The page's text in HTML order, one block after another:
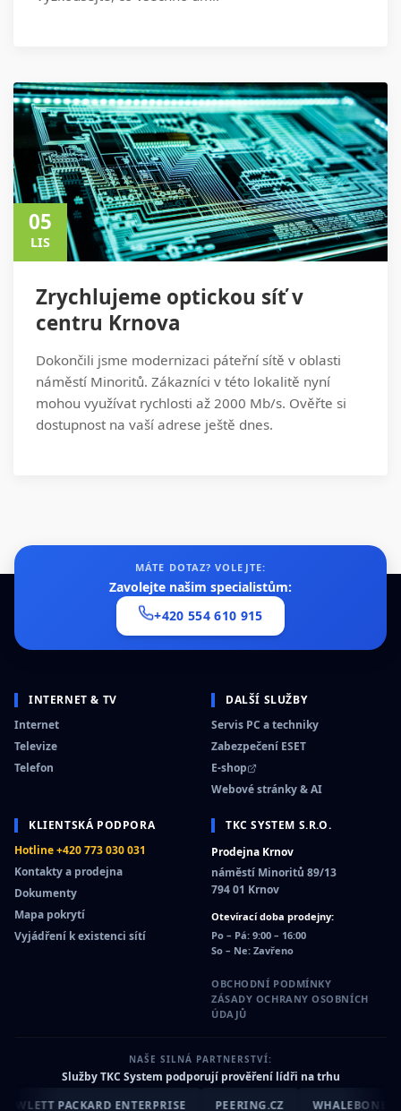
05
LIS
Zrychlujeme optickou síť v
centru Krnova
Dokončili jsme modernizaci páteřní sítě v oblasti
náměstí Minoritů. Zákazníci v této lokalitě nyní
mohou využívat rychlosti až 2000 Mb/s. Ověřte si
dostupnost na vaší adrese ještě dnes.
MÁTE DOTAZ? VOLEJTE:
Zavolejte našim specialistům:
+420 554 610 915
INTERNET & TV
Internet
Televize
Telefon
DALŠÍ SLUŽBY
Servis PC a techniky
Zabezpečení ESET
E-shop
Webové stránky & AI
KLIENTSKÁ PODPORA
Hotline +420 773 030 031
Kontakty a prodejna
Dokumenty
Mapa pokrytí
Vyjádření k existenci sítí
TKC SYSTEM S.R.O.
Prodejna Krnov
náměstí Minoritů 89/13
794 01 Krnov
Otevírací doba prodejny:
Po – Pá: 9:00 – 16:00
So – Ne: Zavřeno
OBCHODNÍ PODMÍNKY
ZÁSADY OCHRANY OSOBNÍCH
ÚDAJŮ
NAŠE SILNÁ PARTNERSTVÍ:
Služby TKC System podporují prověření lídři na trhu
PACKARD ENTERPRISE
PEERING.CZ WHALEBONE